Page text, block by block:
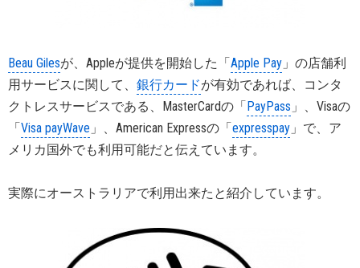
Beau Gilesが、Appleが提供を開始した「Apple Pay 」の店舗利
用サービスに関して、 銀行カードが有効であれば、コンタ
クトレスサービスである、MasterCardの「PayPass 」、Visaの
「Visa payWave 」、American Expressの「expresspay 」で、ア
メリカ国外でも利用可能だと伝えています。
実際にオーストラリアで利用出来たと紹介しています。